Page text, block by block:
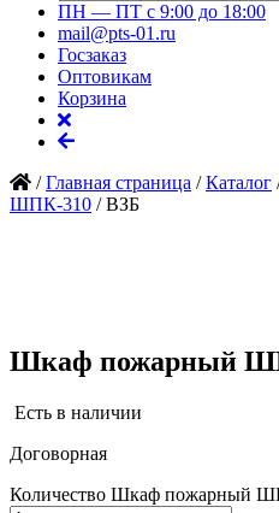
ПН — ПТ с 9:00 до 18:00
mail@pts-01.ru
Госзаказ
Оптовикам
Корзина
/Главная страница /Каталог
ШПК-310 /ВЗБ
Шкаф пожарный
Есть в наличии
Договорная
Количество Шкаф пожарный